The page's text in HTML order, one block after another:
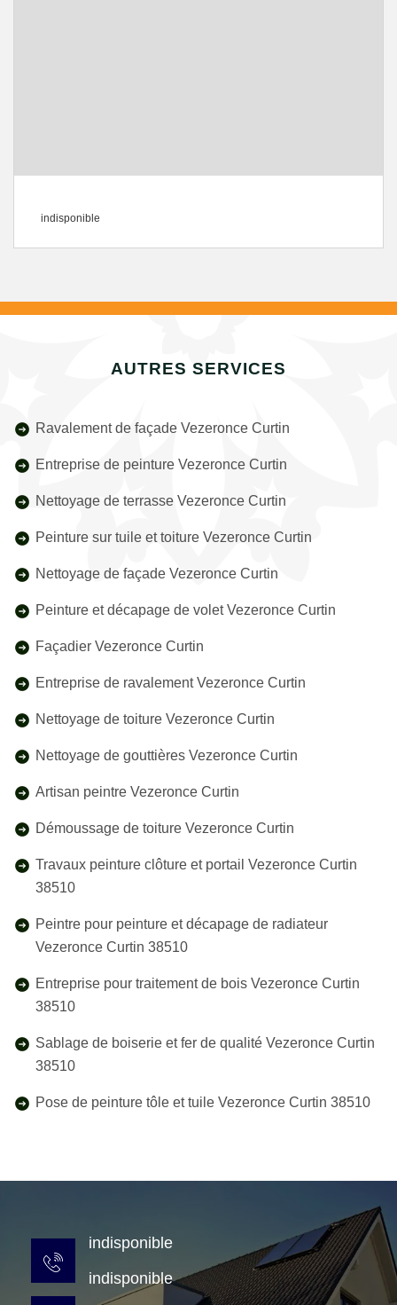
indisponible
AUTRES SERVICES
Ravalement de façade Vezeronce Curtin
Entreprise de peinture Vezeronce Curtin
Nettoyage de terrasse Vezeronce Curtin
Peinture sur tuile et toiture Vezeronce Curtin
Nettoyage de façade Vezeronce Curtin
Peinture et décapage de volet Vezeronce Curtin
Façadier Vezeronce Curtin
Entreprise de ravalement Vezeronce Curtin
Nettoyage de toiture Vezeronce Curtin
Nettoyage de gouttières Vezeronce Curtin
Artisan peintre Vezeronce Curtin
Démoussage de toiture Vezeronce Curtin
Travaux peinture clôture et portail Vezeronce Curtin
38510
Peintre pour peinture et décapage de radiateur
Vezeronce Curtin 38510
Entreprise pour traitement de bois Vezeronce Curtin
38510
Sablage de boiserie et fer de qualité Vezeronce Curtin
38510
Pose de peinture tôle et tuile Vezeronce Curtin 38510
indisponible
indisponible